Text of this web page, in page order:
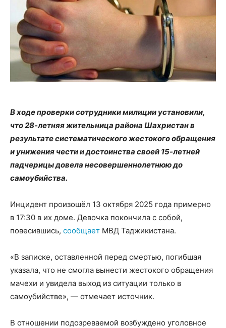
В ходе проверки сотрудники милиции установили,
что 28-летняя жительница района Шахристан в
результате систематического жестокого обращения
и унижения чести и достоинства своей 15-летней
падчерицы довела несовершеннолетнюю до
самоубийства.
Инцидент произошёл 13 октября 2025 года примерно
в 17:30 в их доме. Девочка покончила с собой,
повесившись, сообщает МВД Таджикистана.
«В записке, оставленной перед смертью, погибшая
указала, что не смогла вынести жестокого обращения
мачехи и увидела выход из ситуации только в
самоубийстве», — отмечает источник.
В отношении подозреваемой возбуждено уголовное